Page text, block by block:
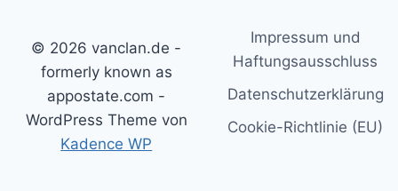
HERUM:
MUSEUM
AM
LÖWENTOR
(PALÄONTOLOGIE:
DER
© 2026 vanclan.de -
formerly known as
appostate.com -
WordPress Theme von
Kadence WP
Impressum und
Haftungsausschluss
Datenschutzerklärung
Cookie-Richtlinie (EU)